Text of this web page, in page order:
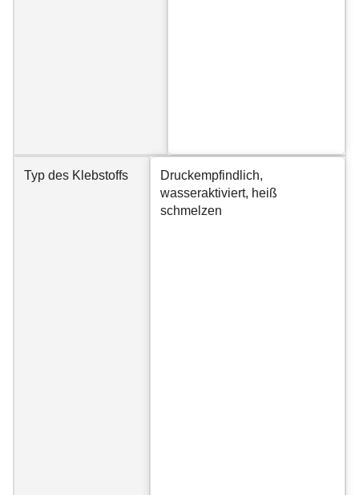
Typ des Klebstoffs
Druckempfindlich,
wasseraktiviert, heiß
schmelzen